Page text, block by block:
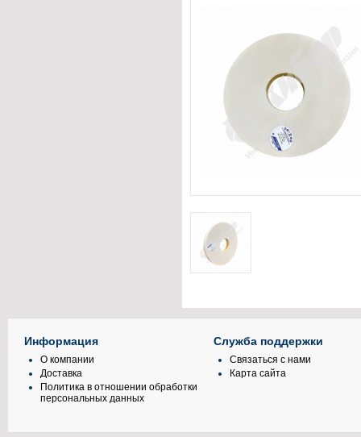
Информация
О компании
Доставка
Политика в отношении обработки
персональных данных
Служба поддержки
Связаться с нами
Карта сайта